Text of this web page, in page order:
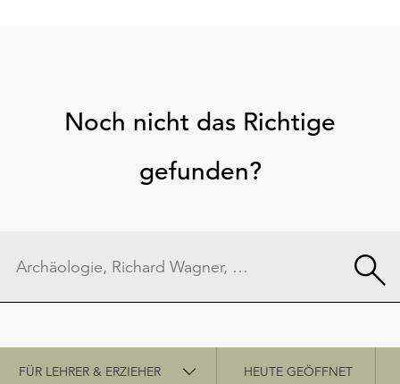
Noch nicht das Richtige
gefunden?
Schnellzugriff
FÜR LEHRER & ERZIEHER HEUTE GEÖFFNET